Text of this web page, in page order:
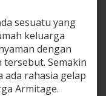
sesuatu yang
keluarga
dengan
Semakin
ada rahasia gelap
Armitage.